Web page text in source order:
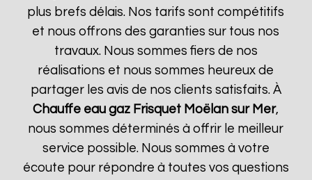
plus brefs délais. Nos tarifs sont compétitifs
et nous offrons des garanties sur tous nos
travaux. Nous sommes fiers de nos
réalisations et nous sommes heureux de
partager les avis de nos clients satisfaits. À
Chauffe eau gaz Frisquet Moëlan sur Mer,
nous sommes déterminés à offrir le meilleur
service possible. Nous sommes à votre
écoute pour répondre à toutes vos questions